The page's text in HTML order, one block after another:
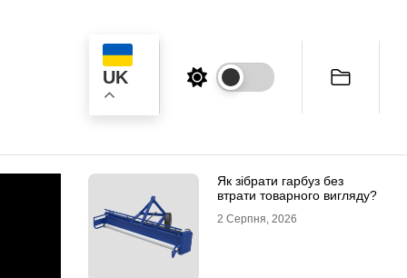
UK
Як зібрати гарбуз без
втрати товарного вигляду?
2 Серпня, 2026